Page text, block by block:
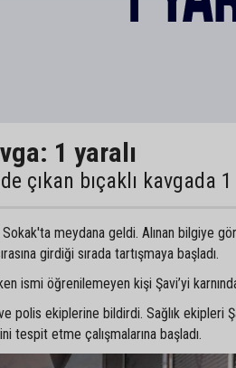
1 yaralı
çıkan bıçaklı kavgada
meydana geldi. Alınan bilgiye
girdiği sırada tartışmaya başladı.
ismi öğrenilemeyen kişi Şavi’yi
polis ekiplerine bildirdi. Sağlık ekipleri
tespit etme çalışmalarına başladı.